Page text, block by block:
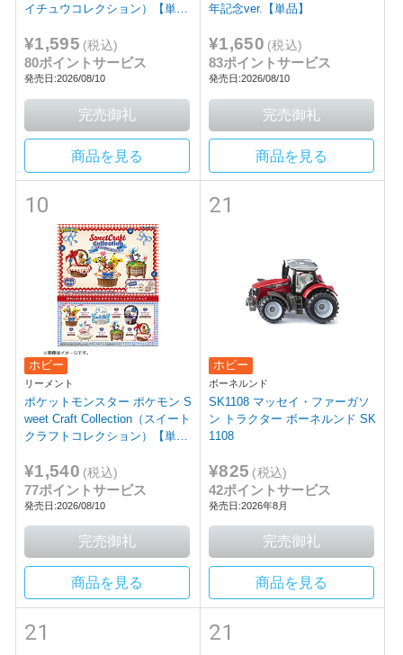
イチュウコレクション）【単
¥1,595 (税込)
80ポイントサービス
発売日:2026/08/10
商品を見る
年記念ver.【単品】
¥1,650 (税込)
83ポイントサービス
発売日:2026/08/10
商品を見る
10
ホビー
リーメント
ポケットモンスター ポケモン S
weet Craft Collection（スイート
クラフトコレクション）【単
¥1,540 (税込)
77ポイントサービス
発売日:2026/08/10
商品を見る
21
ホビー
ボーネルンド
SK1108 マッセイ・ファーガソ
ン トラクター ボーネルンド SK
1108
¥825 (税込)
42ポイントサービス
発売日:2026年8月
商品を見る
21 21